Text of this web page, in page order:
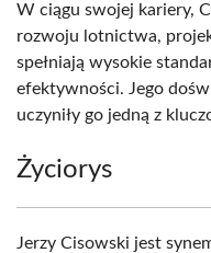
W ciągu swojej kariery,
rozwoju lotnictwa,
spełniają wysokie
efektywności. Jego
uczyniły go jedną z
Życiorys
Jerzy Cisowski jest